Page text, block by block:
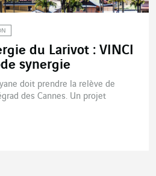
du Larivot : VINCI
synergie
doit prendre la relève de
des Cannes. Un projet